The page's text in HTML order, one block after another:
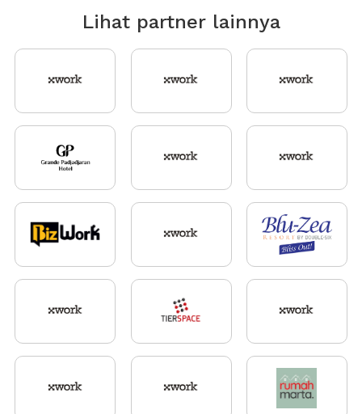
Lihat partner lainnya